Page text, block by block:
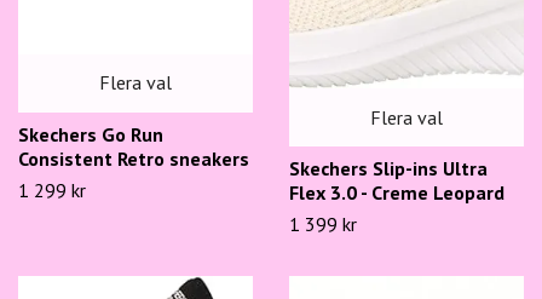
Flera val
Skechers Go Run
Consistent Retro sneakers
1 299 kr
Flera val
Skechers Slip-ins Ultra
Flex 3.0 - Creme Leopard
1 399 kr